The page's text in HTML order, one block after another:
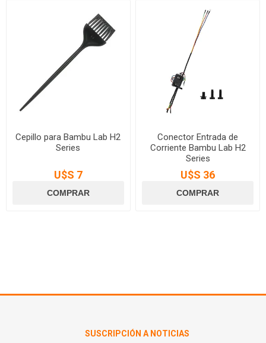
Cepillo para Bambu Lab H2
Series
U$S 7
Conector Entrada de
Corriente Bambu Lab H2
Series
U$S 36
SUSCRIPCIÓN A NOTICIAS